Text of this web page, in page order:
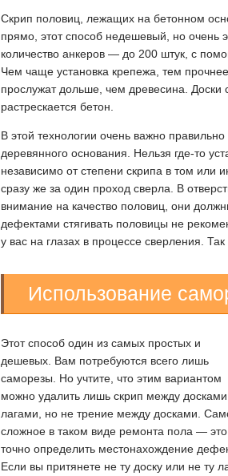
Скрип половиц, лежащих на бетонном
прямо, этот способ недешевый, но очень
количество анкеров — до 200 штук, с
Чем чаще установка крепежа, тем
прослужат дольше, чем древесина.
растрескается бетон.
В этой технологии очень важно
деревянного основания. Нельзя где-то
независимо от степени скрипа в том или
сразу же за один проход сверла. В
внимание на качество половиц, они
дефектами стягивать половицы не
у вас на глазах в процессе сверления.
Использование
Этот способ один из самых простых и
дешевых. Вам потребуются всего лишь
саморезы. Но учтите, что этим вариантом
можно удалить лишь скрип между
лагами, но не трение между досками.
сложное в таком виде ремонта пола — это
точно определить местонахождение
Если вы притянете не ту доску или не ту